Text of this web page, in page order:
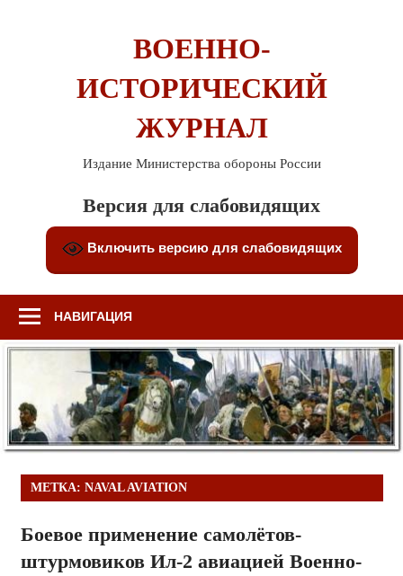
ВОЕННО-
ИСТОРИЧЕСКИЙ
ЖУРНАЛ
Издание Министерства обороны России
Версия для слабовидящих
Включить версию для слабовидящих
НАВИГАЦИЯ
МЕТКА: NAVAL AVIATION
Боевое применение самолётов-
штурмовиков Ил-2 авиацией Военно-